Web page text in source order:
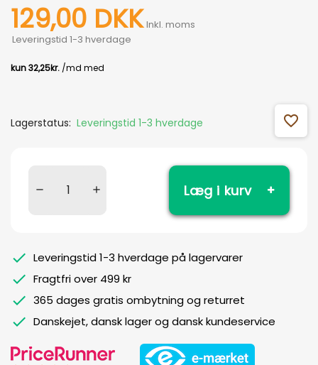
129,00 DKK Inkl. moms
Leveringstid 1-3 hverdage
Lagerstatus: Leveringstid 1-3 hverdage favorite_outline
Læg i kurv
Leveringstid 1-3 hverdage på lagervarer
Fragtfri over 499 kr
365 dages gratis ombytning og returret
Danskejet, dansk lager og dansk kundeservice